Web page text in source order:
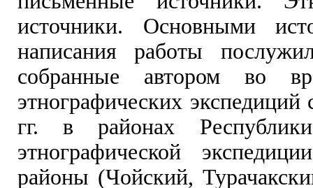
источники. Основными
написания работы
собранные автором во
этнографических
гг. в районах
этнографической
районы (Чойский,